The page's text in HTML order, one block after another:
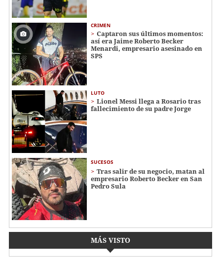
CRIMEN
Captaron sus últimos momentos:
así era Jaime Roberto Becker
Menardi​​​, empresario asesinado en
SPS
LUTO
Lionel Messi llega a Rosario tras
fallecimiento de su padre Jorge
SUCESOS
Tras salir de su negocio, matan al
empresario Roberto Becker en San
Pedro Sula
MÁS VISTO